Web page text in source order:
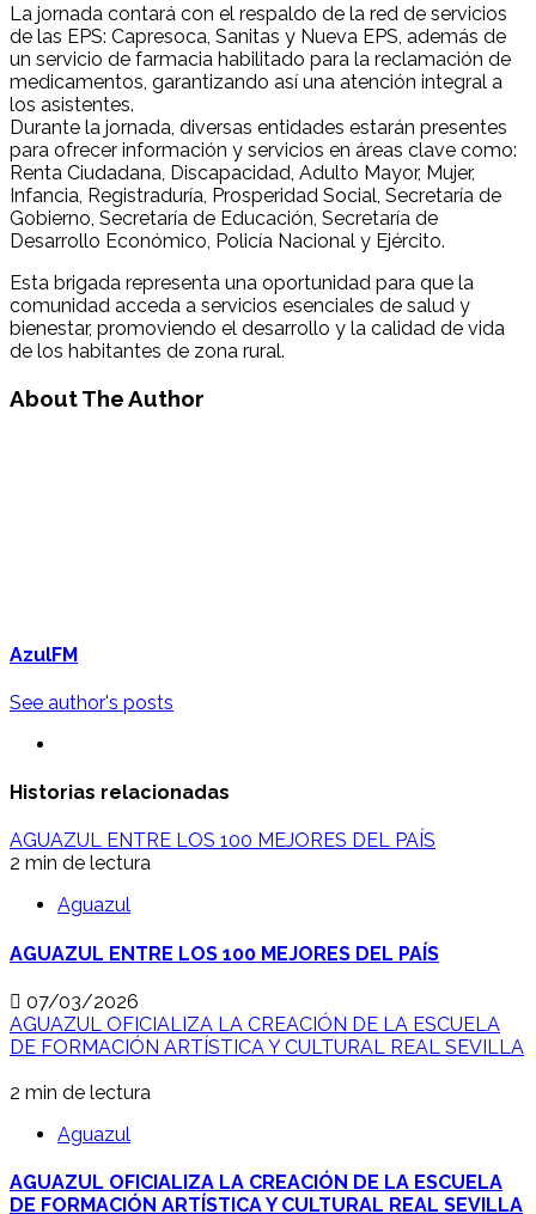
La jornada contará con el respaldo de la red de servicios
de las EPS: Capresoca, Sanitas y Nueva EPS, además de
un servicio de farmacia habilitado para la reclamación de
medicamentos, garantizando así una atención integral a
los asistentes.
Durante la jornada, diversas entidades estarán presentes
para ofrecer información y servicios en áreas clave como:
Renta Ciudadana, Discapacidad, Adulto Mayor, Mujer,
Infancia, Registraduría, Prosperidad Social, Secretaría de
Gobierno, Secretaría de Educación, Secretaría de
Desarrollo Económico, Policía Nacional y Ejército.
Esta brigada representa una oportunidad para que la
comunidad acceda a servicios esenciales de salud y
bienestar, promoviendo el desarrollo y la calidad de vida
de los habitantes de zona rural.
About The Author
AzulFM
See author's posts
Historias relacionadas
AGUAZUL ENTRE LOS 100 MEJORES DEL PAÍS
2 min de lectura
Aguazul
AGUAZUL ENTRE LOS 100 MEJORES DEL PAÍS
07/03/2026
AGUAZUL OFICIALIZA LA CREACIÓN DE LA ESCUELA
DE FORMACIÓN ARTÍSTICA Y CULTURAL REAL SEVILLA
2 min de lectura
Aguazul
AGUAZUL OFICIALIZA LA CREACIÓN DE LA ESCUELA
DE FORMACIÓN ARTÍSTICA Y CULTURAL REAL SEVILLA